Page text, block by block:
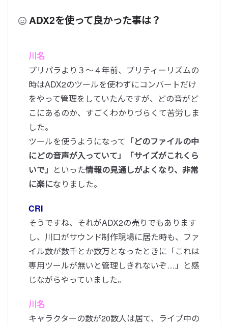
ADX2を使って良かった事は？
川名
プリパラより３〜４年前、プリティーリズムの
時はADX2のツールを使わずにコンバートだけ
をやって管理をしていたんですが、どの音がど
こにあるのか、すごくわかりづらくて苦労しま
した。
ツールを使うようになって 「どのファイルの中
にどの音声が入っていて」「サイズがこれくら
いで」 といった情報の見通しがよくなり、非常
に楽になりました。
CRI
そうですね、それがADX2の売りでもあります
し、川口がサウンド制作現場に居た時も、ファ
イル数が数千とか数万となったときに「これは
専用ツールが無いと管理しきれないぞ…」と感
じながらやっていました。
川名
キャラクターの数が20数人は居て、ライブ中の